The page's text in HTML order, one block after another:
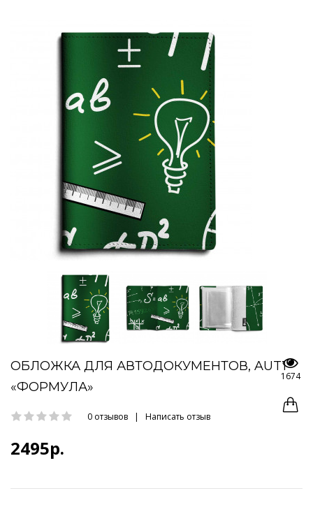
ОБЛОЖКА ДЛЯ АВТОДОКУМЕНТОВ, AUT1
«ФОРМУЛА»
0 отзывов | Написать отзыв
2495р.
1674